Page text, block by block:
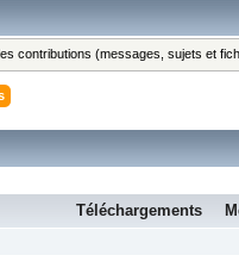
contributions (messages, sujets et
Téléchargements